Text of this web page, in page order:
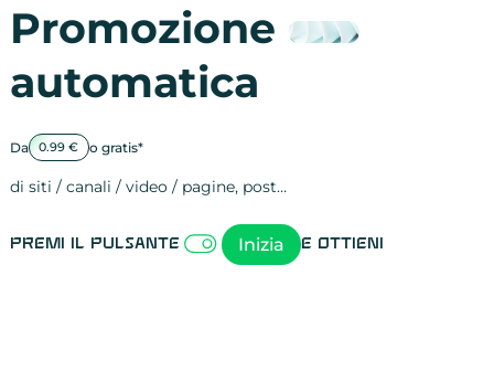
Promozione
automatica
Da 0.99 € o gratis*
di siti / canali / video / pagine, post…
Premi il pulsante Inizia e ottieni